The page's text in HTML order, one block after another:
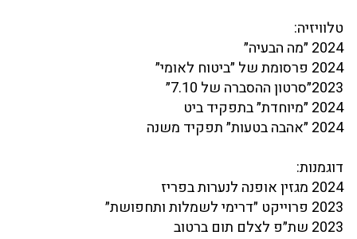
טלוויזיה:
2024 ״מה הבעיה״
2024 פרסומת של ״ביטוח לאומי״
2023״סרטון ההסברה של 7.10״
2024 ״מיוחדת״ בתפקיד ביט
2024 ״אהבה בטעות״ תפקיד משנה
דוגמנות:
2024 מגזין אופנה לנערות בפריז
2023 פרוייקט ״דרימי לשמלות ותחפושת״
2023 שת״פ לצלם תום ברטוב